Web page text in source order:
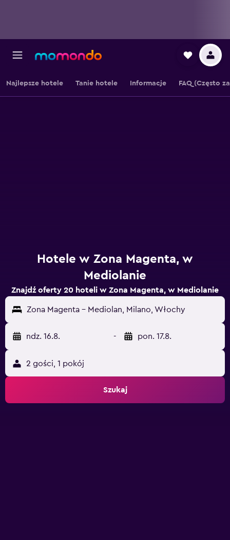
Najlepsze hotele Tanie hotele Informacje FAQ (Często
Hotele w Zona Magenta, w
Mediolanie
Znajdź oferty 20 hoteli w Zona Magenta, w Mediolanie
Zona Magenta - Mediolan, Milano, Włochy
ndz. 16.8. - pon. 17.8.
2 gości, 1 pokój
Szukaj